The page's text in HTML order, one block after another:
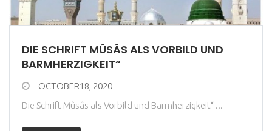
DIE SCHRIFT MÛSÂS ALS VORBILD UND
BARMHERZIGKEIT“
OCTOBER18, 2020
Die Schrift Mûsâs als Vorbild und Barmherzigkeit“ ...